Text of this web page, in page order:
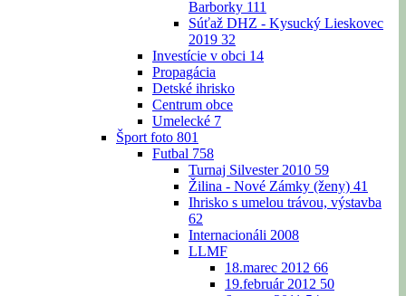
Barborky 111
Súťaž DHZ - Kysucký Lieskovec
2019 32
Investície v obci 14
Propagácia
Detské ihrisko
Centrum obce
Umelecké 7
Šport foto 801
Futbal 758
Turnaj Silvester 2010 59
Žilina - Nové Zámky (ženy) 41
Ihrisko s umelou trávou, výstavba
62
Internacionáli 2008
LLMF
18.marec 2012 66
19.február 2012 50